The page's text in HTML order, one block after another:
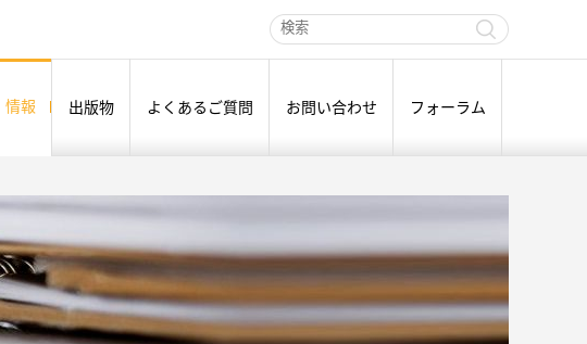
情報 出版物 よくあるご質問 お問い合わせ フォーラム